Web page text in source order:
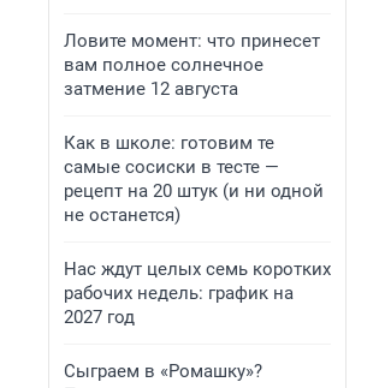
Ловите момент: что принесет
вам полное солнечное
затмение 12 августа
Как в школе: готовим те
самые сосиски в тесте —
рецепт на 20 штук (и ни одной
не останется)
Нас ждут целых семь коротких
рабочих недель: график на
2027 год
Сыграем в «Ромашку»?